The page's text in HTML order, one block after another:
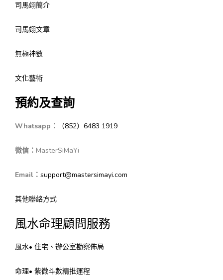
司馬翊簡介
司馬翊文章
無極神數
文化藝術
預約及查詢
Whatsapp： （852）6483 1919
微信： MasterSiMaYi
Email： support@mastersimayi.com
其他聯絡方式
風水命理顧問服務
風水• 住宅、辦公室勘察佈局
命理• 紫微斗數精批運程